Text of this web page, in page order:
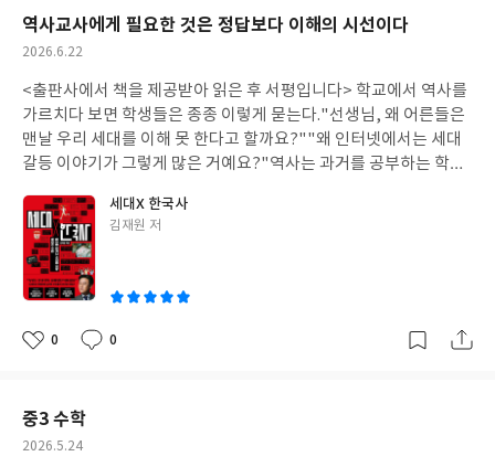
분
류
기
선
역사교사에게 필요한 것은 정답보다 이해의 시선이다
작
일
2026.6.22
<출판사에서 책을 제공받아 읽은 후 서평입니다> 학교에서 역사를
가르치다 보면 학생들은 종종 이렇게 묻는다."선생님, 왜 어른들은
맨날 우리 세대를 이해 못 한다고 할까요?""왜 인터넷에서는 세대
갈등 이야기가 그렇게 많은 거예요?"역사는 과거를 공부하는 학문
해서다. 그런 점에서 김재원의 『세대X한국사』는 단순히 한국 현
대사를 설명하는 책이 아니라, 오늘날 한국 사회를 가로지르는 세대
갈등과 인식의 차이를 역사라는 렌즈를 통해 해석하려는 시도라고
볼 수 있다.이 책의 가장 큰 장점은 특정 세대를 옹호하거나 비판하
는 데 머무르지 않는다는 점이다. 저자는 박정희 시대의 산업화와 새
마을운동을 경험한 세대부터 서태지와 아이들의 등장, IMF 외환위
우리는 흔히 세대를 하나의 집단으로 묶어 이야기한다. '586세대',
'MZ세대', '알파세대' 같은 이름을 붙이며 마치 그들이 동일한 가치
관을 공유하는 사람들인 것처럼 생각한다. 하지만 책을 읽다 보면 같
세대X 한국사
글
김재원 저
좋
0
댓
0
작
중3 수학
작
2026.5.24